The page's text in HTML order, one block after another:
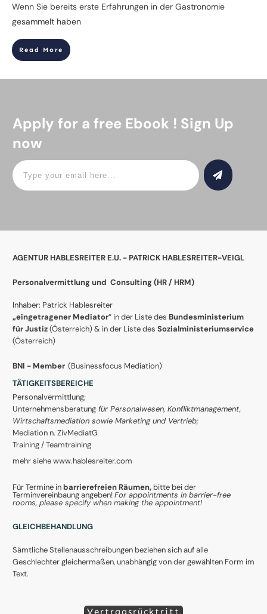
Wenn Sie bereits erste Erfahrungen in der Gastronomie
gesammelt haben
Read More
Apply for a free Ebook ! Sign Up
now
AGENTUR HABLESREITER E.U. - PATRICK HABLESREITER-VEIGL
Personalvermittlung und Consulting (HR / HRM)
Inhaber: Patrick Hablesreiter
„eingetragener Mediator“ in der Liste des Bundesministerium
für Justiz(Österreich) & in der Liste des Sozialministeriumservice
(Österreich)
BNI - Member (Businessfocus Mediation)
TÄTIGKEITSBEREICHE
Personalvermittlung;
Unternehmensberatung für Personalwesen, Konfliktmanagement,
Wirtschaftsmediation sowie Marketing und Vertrieb;
Mediation n. ZivMediatG
Training / Teamtraining
mehr siehe www.hablesreiter.com
Für Termine inbarrierefreien Räumen, bitte bei der
Terminvereinbaung angeben!For appointments in barrier-free
rooms, please specify when making the appointment!
GLEICHBEHANDLUNG
Sämtliche Stellenausschreibungen beziehen sich auf alle
Geschlechter gleichermaßen, unabhängig von der gewählten Form im
Text.